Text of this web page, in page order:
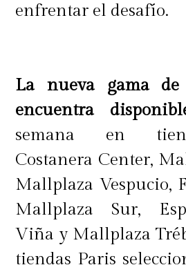
enfrentar el desafío.
La nueva gama de
encuentra
semana en
Costanera Center,
Mallplaza Vespucio,
Mallplaza Sur,
Viña y Mallplaza
tiendas Paris